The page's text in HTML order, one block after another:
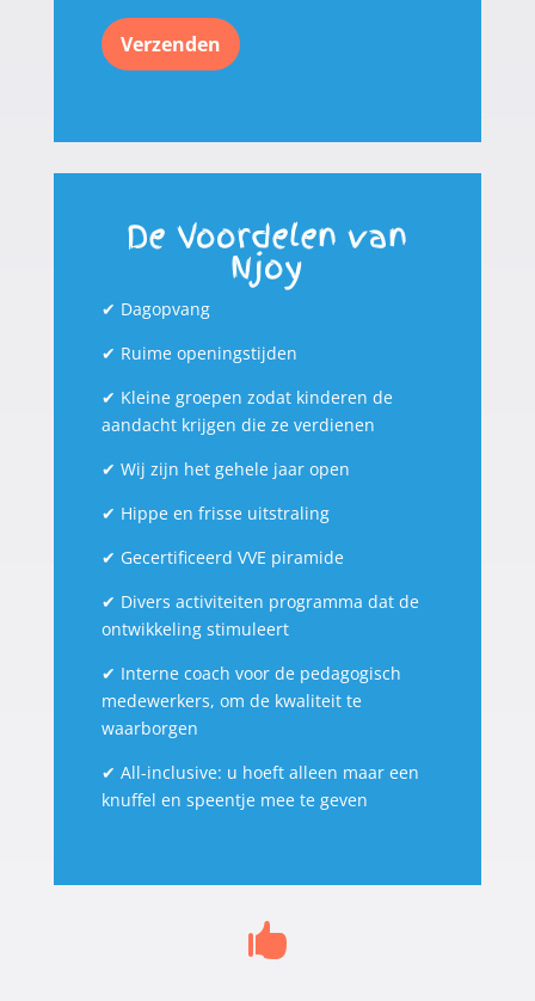
De Voordelen van
Njoy
✔ Dagopvang
✔ Ruime openingstijden
✔ Kleine groepen zodat kinderen de
aandacht krijgen die ze verdienen
✔ Wij zijn het gehele jaar open
✔ Hippe en frisse uitstraling
✔ Gecertificeerd VVE piramide
✔ Divers activiteiten programma dat de
ontwikkeling stimuleert
✔ Interne coach voor de pedagogisch
medewerkers, om de kwaliteit te
waarborgen
✔ All-inclusive: u hoeft alleen maar een
knuffel en speentje mee te geven
